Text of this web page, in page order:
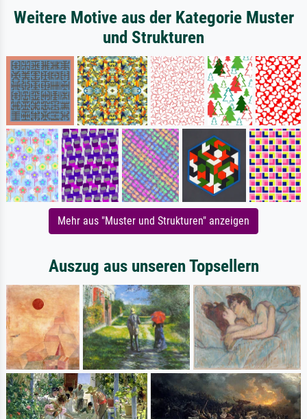
Weitere Motive aus der Kategorie Muster
und Strukturen
Mehr aus "Muster und Strukturen" anzeigen
Auszug aus unseren Topsellern